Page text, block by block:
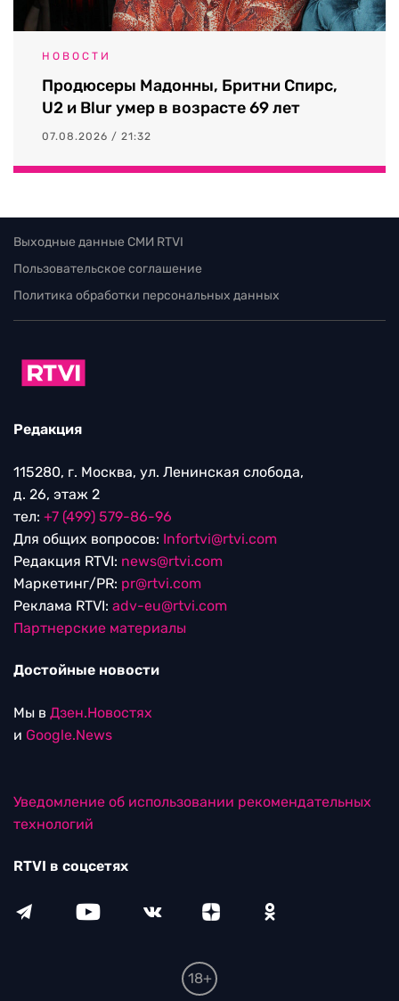
НОВОСТИ
Продюсеры Мадонны, Бритни Спирс,
U2 и Blur умер в возрасте 69 лет
07.08.2026 / 21:32
Выходные данные СМИ RTVI
Пользовательское соглашение
Политика обработки персональных данных
Редакция
115280, г. Москва, ул. Ленинская слобода,
д. 26, этаж 2
тел: +7 (499) 579-86-96
Для общих вопросов: Infortvi@rtvi.com
Редакция RTVI: news@rtvi.com
Маркетинг/PR: pr@rtvi.com
Реклама RTVI: adv-eu@rtvi.com
Партнерские материалы
Достойные новости
Мы в Дзен.Новостях
и Google.News
Уведомление об использовании рекомендательных
технологий
RTVI в соцсетях
18+